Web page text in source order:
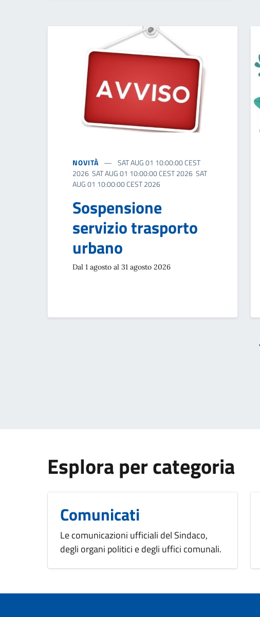
NOVITÀ
SAT AUG 01 10:00:00 CEST
2026 SAT AUG 01 10:00:00 CEST 2026 SAT
AUG 01 10:00:00 CEST 2026
Sospensione
servizio trasporto
urbano
Dal 1 agosto al 31 agosto 2026
Esplora per categoria
Comunicati
Le comunicazioni ufficiali del Sindaco,
degli organi politici e degli uffici comunali.